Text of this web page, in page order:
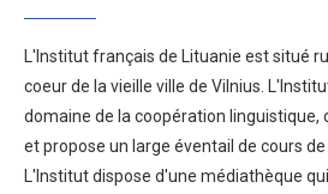
L'Institut français de Lituanie est situé
coeur de la vieille ville de Vilnius.
domaine de la coopération linguistique,
et propose un large éventail de cours
L'Institut dispose d'une médiathèque